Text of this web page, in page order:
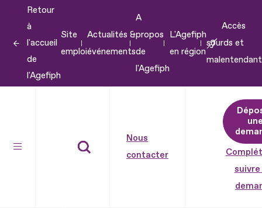
contenu
Retour
à
l'accueil
de
l'Agefiph
Site
emploi
Actualités &
événements
A
propos
de
l'Agefiph
L'Agefiph
en région
Accès
sourds et
Nous
contacter
suivre